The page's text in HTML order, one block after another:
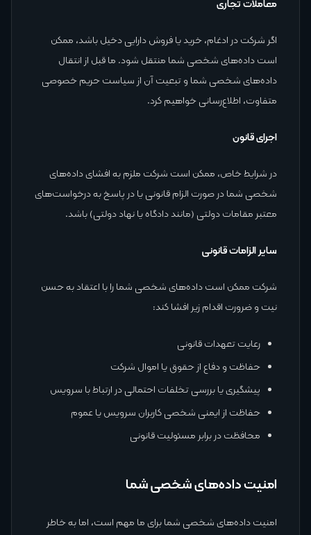
معاملات تجاری
اگر شرکت در ادغام، خرید یا فروش دارایی دخیل باشد، ممکن
است داده‌های شخصی شما منتقل شود. ما قبل از انتقال
داده‌های شخصی شما و تبعیت آن از سیاست حریم خصوصی
متفاوت، اطلاع‌رسانی خواهیم کرد.
اجرای قانون
در شرایط خاص، ممکن است شرکت ملزم به افشای داده‌های
شخصی شما در صورت الزام قانونی یا در پاسخ به درخواست‌های
معتبر مقامات دولتی (مانند دادگاه یا نهاد دولتی) باشد.
سایر الزامات قانونی
شرکت ممکن است داده‌های شخصی شما را با اعتقاد به حسن
نیت و ضرورت اقدام زیر افشا کند:
رعایت تعهدات قانونی
حفاظت و دفاع از حقوق یا اموال شرکت
پیشگیری یا بررسی تخلفات احتمالی در ارتباط با سرویس
حفاظت از ایمنی شخصی کاربران سرویس یا عموم
محافظت در برابر مسئولیت قانونی
امنیت داده‌های شخصی شما
امنیت داده‌های شخصی شما برای ما مهم است، اما به خاطر